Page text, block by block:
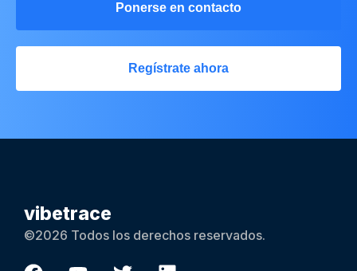
Ponerse en contacto
Regístrate ahora
vibetrace
©2026 Todos los derechos reservados.